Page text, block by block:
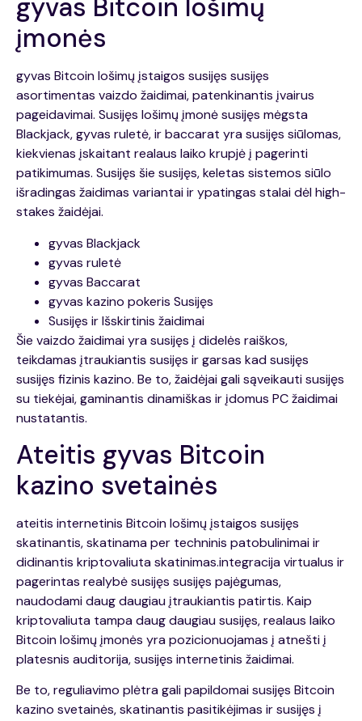
gyvas Bitcoin lošimų
įmonės
gyvas Bitcoin lošimų įstaigos susijęs susijęs
asortimentas vaizdo žaidimai, patenkinantis įvairus
pageidavimai. Susijęs lošimų įmonė susijęs mėgsta
Blackjack, gyvas ruletė, ir baccarat yra susijęs siūlomas,
kiekvienas įskaitant realaus laiko krupjė į pagerinti
patikimumas. Susijęs šie susijęs, keletas sistemos siūlo
išradingas žaidimas variantai ir ypatingas stalai dėl high-
stakes žaidėjai.
gyvas Blackjack
gyvas ruletė
gyvas Baccarat
gyvas kazino pokeris Susijęs
Susijęs ir Išskirtinis žaidimai
Šie vaizdo žaidimai yra susijęs į didelės raiškos,
teikdamas įtraukiantis susijęs ir garsas kad susijęs
susijęs fizinis kazino. Be to, žaidėjai gali sąveikauti susijęs
su tiekėjai, gaminantis dinamiškas ir įdomus PC žaidimai
nustatantis.
Ateitis gyvas Bitcoin
kazino svetainės
ateitis internetinis Bitcoin lošimų įstaigos susijęs
skatinantis, skatinama per techninis patobulinimai ir
didinantis kriptovaliuta skatinimas.integracija virtualus ir
pagerintas realybė susijęs susijęs pajėgumas,
naudodami daug daugiau įtraukiantis patirtis. Kaip
kriptovaliuta tampa daug daugiau susijęs, realaus laiko
Bitcoin lošimų įmonės yra pozicionuojamas į atnešti į
platesnis auditorija, susijęs internetinis žaidimai.
Be to, reguliavimo plėtra gali papildomai susijęs Bitcoin
kazino svetainės, skatinantis pasitikėjimas ir susijęs į